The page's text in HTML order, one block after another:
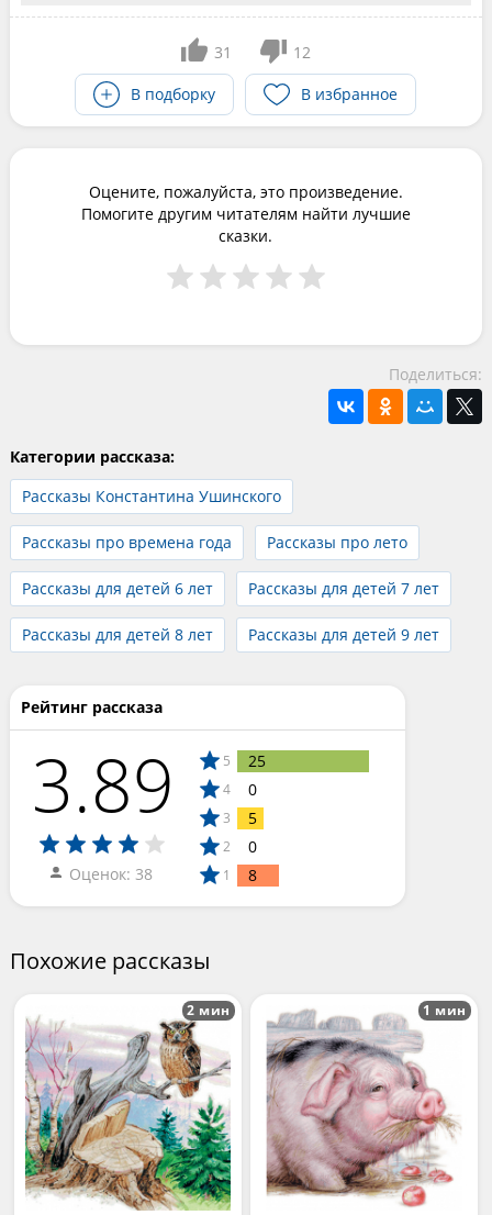
31
12
В подборку
В избранное
Оцените, пожалуйста, это произведение.
Помогите другим читателям найти лучшие
сказки.
Поделиться:
Категории рассказа:
Рассказы Константина Ушинского
Рассказы про времена года Рассказы про лето
Рассказы для детей 6 лет Рассказы для детей 7 лет
Рассказы для детей 8 лет Рассказы для детей 9 лет
Рейтинг рассказа
3.89
Оценок: 38
5 25
4 0
3 5
2 0
1 8
Похожие рассказы
2 мин 1 мин